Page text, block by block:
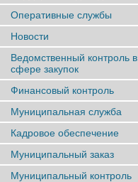
Оперативные службы
Новости
Ведомственный контроль в
сфере закупок
Финансовый контроль
Муниципальная служба
Кадровое обеспечение
Муниципальный заказ
Муниципальный контроль